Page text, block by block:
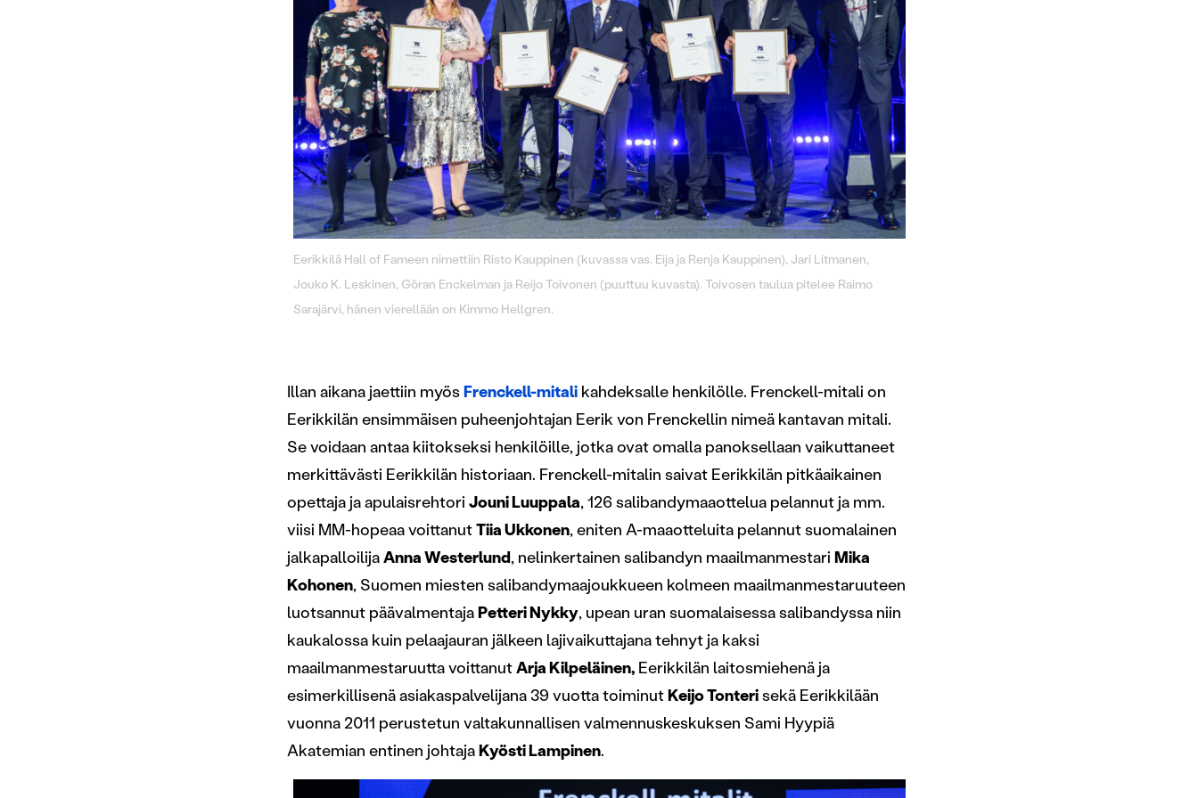
Eerikkilä Hall of Fameen nimettiin Risto Kauppinen (kuvassa vas. Eija ja Renja Kauppinen), Jari Litmanen,
Jouko K. Leskinen, Göran Enckelman ja Reijo Toivonen (puuttuu kuvasta). Toivosen taulua pitelee Raimo
Sarajärvi, hänen vierellään on Kimmo Hellgren.
Illan aikana jaettiin myösFrenckell-mitali kahdeksalle henkilölle. Frenckell-mitali on
Eerikkilän ensimmäisen puheenjohtajan Eerik von Frenckellin nimeä kantavan mitali.
Se voidaan antaa kiitokseksi henkilöille, jotka ovat omalla panoksellaan vaikuttaneet
merkittävästi Eerikkilän historiaan. Frenckell-mitalin saivat Eerikkilän pitkäaikainen
opettaja ja apulaisrehtori Jouni Luuppala, 126 salibandymaaottelua pelannut ja mm.
viisi MM-hopeaa voittanutTiia Ukkonen, eniten A-maaotteluita pelannut suomalainen
jalkapalloilijaAnna Westerlund, nelinkertainen salibandyn maailmanmestari Mika
Kohonen, Suomen miesten salibandymaajoukkueen kolmeen maailmanmestaruuteen
luotsannut päävalmentajaPetteri Nykky, upean uran suomalaisessa salibandyssa niin
kaukalossa kuin pelaajauran jälkeen lajivaikuttajana tehnyt ja kaksi
maailmanmestaruutta voittanutArja Kilpeläinen, Eerikkilän laitosmiehenä ja
esimerkillisenä asiakaspalvelijana 39 vuotta toiminutKeijo Tonterisekä Eerikkilään
vuonna 2011 perustetun valtakunnallisen valmennuskeskuksen Sami Hyypiä
Akatemian entinen johtajaKyösti Lampinen.